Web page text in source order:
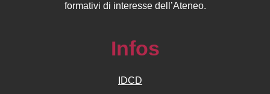
formativi di interesse dell’Ateneo.
Infos
IDCD